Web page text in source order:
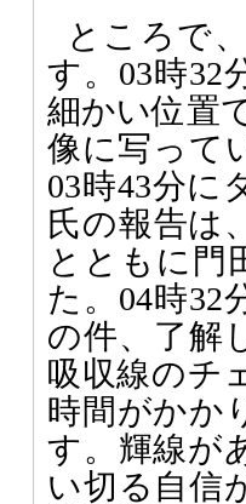
ところで
す。03時32
細かい位置
像に写って
03時43分に
氏の報告は
とともに門
た。04時32
の件、了解
吸収線のチ
時間がかか
す。輝線が
い切る自信